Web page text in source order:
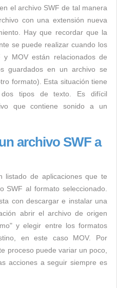
el archivo SWF de tal manera
con una extensión nueva
Hay que recordar que la
se puede realizar cuando los
MOV están relacionados de
guardados en un archivo se
formato). Esta situación tiene
tipos de texto. Es difícil
que contiene sonido a un
archivo SWF a
listado de aplicaciones que te
SWF al formato seleccionado.
con descargar e instalar una
abrir el archivo de origen
y elegir entre los formatos
en este caso MOV. Por
proceso puede variar un poco,
acciones a seguir siempre es